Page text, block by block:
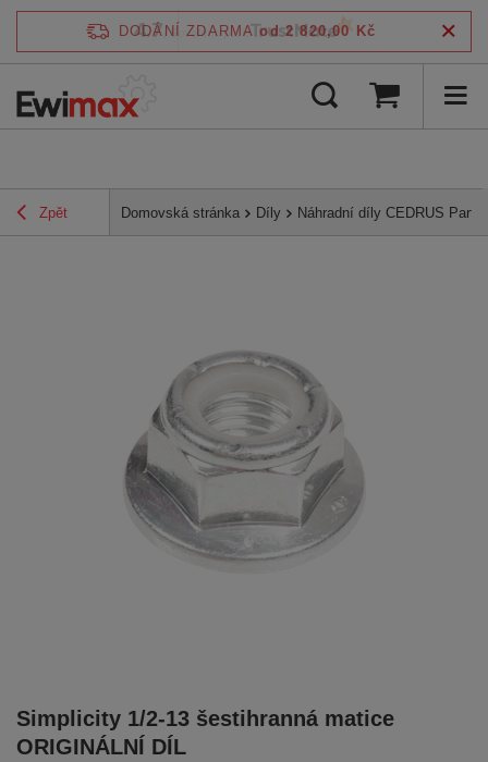
DODÁNÍ ZDARMA od 2 820,00 Kč
Zpět Domovská stránka Díly Náhradní díly CEDRUS Parts
Simplicity 1/2-13 šestihranná matice
ORIGINÁLNÍ DÍL
4.7 /5 ověřeno podle